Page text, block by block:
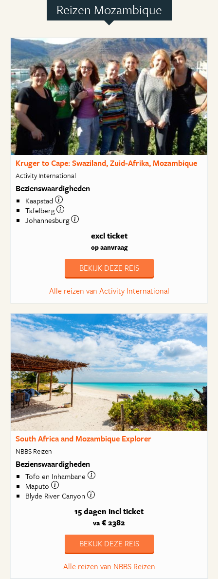
Reizen Mozambique
Kruger to Cape: Swaziland, Zuid-Afrika, Mozambique
Activity International
Bezienswaardigheden
Kaapstad
Tafelberg
Johannesburg
excl ticket
op aanvraag
BEKIJK DEZE REIS
Alle reizen van Activity International
South Africa and Mozambique Explorer
NBBS Reizen
Bezienswaardigheden
Tofo en Inhambane
Maputo
Blyde River Canyon
15 dagen incl ticket
va € 2382
BEKIJK DEZE REIS
Alle reizen van NBBS Reizen